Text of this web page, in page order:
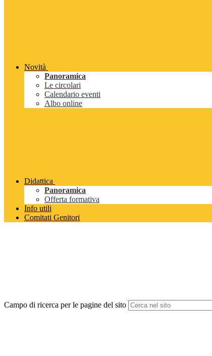
Novità
Panoramica
Le circolari
Calendario eventi
Albo online
Didattica
Panoramica
Offerta formativa
Info utili
Comitati Genitori
Campo di ricerca per le pagine del sito